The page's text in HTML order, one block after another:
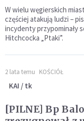
W wielu węgierskich
częściej atakują ludzi –
incydenty przypominały
Hitchcocka „Ptaki”.
2 lata temu KOŚCIÓŁ
KAI / tk
[PILNE] Bp